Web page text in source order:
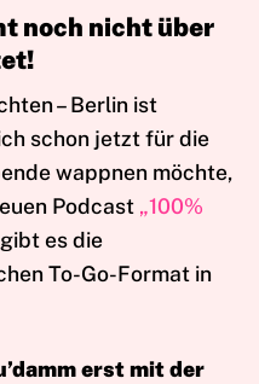
noch nicht über
– Berlin ist
schon jetzt für die
wappnen möchte,
Podcast „100%
es die
To-Go-Format in
erst mit der